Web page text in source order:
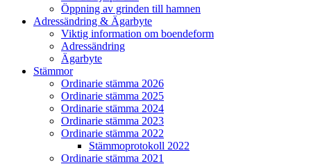
Öppning av grinden till hamnen
Adressändring & Ägarbyte
Viktig information om boendeform
Adressändring
Ägarbyte
Stämmor
Ordinarie stämma 2026
Ordinarie stämma 2025
Ordinarie stämma 2024
Ordinarie stämma 2023
Ordinarie stämma 2022
Stämmoprotokoll 2022
Ordinarie stämma 2021